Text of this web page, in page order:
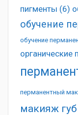
пигменты (6)
обучение
обучение
органические
перманентный
макияж губ